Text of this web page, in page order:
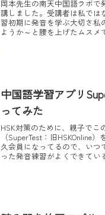
岡本先生の南天中国語ラボで
講しました。受講者は私では
習初期に発音を学ぶ大切さ私
ようか～と腰を上げたムスメ
中国語学習アプリ
ってみた
HSK対策のために、親子でこ
（SuperTest：旧HSKOnline
久会員になってるので、いつ
った発音練習がよくできてい